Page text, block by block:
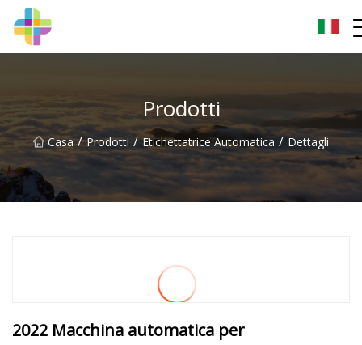
Prodotti
Casa / Prodotti / Etichettatrice Automatica / Dettagli
2022 Macchina automatica per